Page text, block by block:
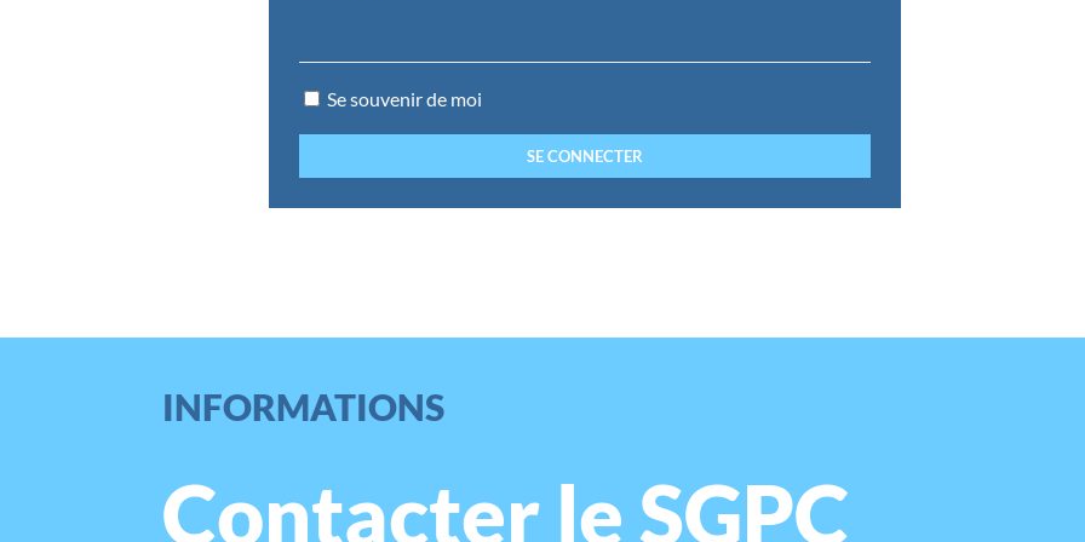
Se souvenir de moi
INFORMATIONS
Contacter le SGPC